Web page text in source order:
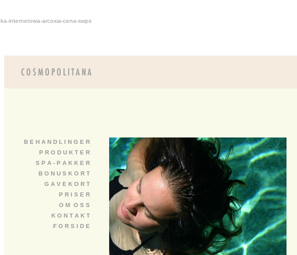
internetowa-arcoxia-cena-swps
B E H A N D L I N G E R
P R O D U K T E R
S P A - P A K K E R
B O N U S K O R T
G A V E K O R T
P R I S E R
O M O S S
K O N T A K T
F O R S I D E